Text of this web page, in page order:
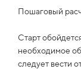
Пошаговый
Старт
необходимое
следует вести